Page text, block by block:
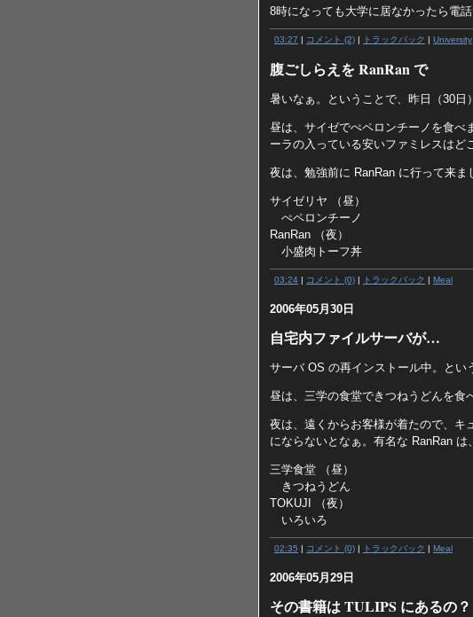
8時になっても大学に居なかったら電
03:27 | コメント (2) | トラックバック | University
腹ごしらえを RanRan で
暑いなぁ。ということで、昨日（30日
昼は、サイゼでぺペロンチーノを食べ
ーラの入っている安いファミレスはど
夜は、勉強前に RanRan に行って来ま
サイゼリヤ （昼）
ぺペロンチーノ
RanRan （夜）
小盛肉トーフ丼
03:24 | コメント (0) | トラックバック | Meal
2006年05月30日
自宅内ファイルサーバが…
サーバ OS の再インストール中。とい
昼は、三学の食堂できつねうどんを食
夜は、遠くからお客様が着たので、キ
にならないとなぁ。有名な RanRan
三学食堂 （昼）
きつねうどん
TOKUJI （夜）
いろいろ
02:35 | コメント (0) | トラックバック | Meal
2006年05月29日
その書籍は TULIPS にあるの？